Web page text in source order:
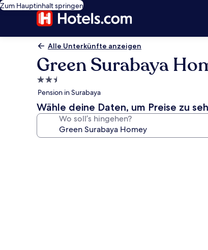
Zum Hauptinhalt springen
Alle Unterkünfte anzeigen
Green Surabaya
2.5-
Sterne-
Unterkunft
Pension in Surabaya
Wähle deine Daten, um Preise zu
Wo soll’s hingehen?